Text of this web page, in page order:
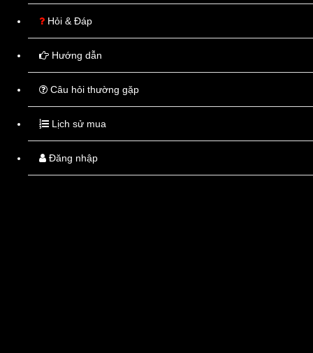
Hỏi & Đáp
Hướng dẫn
Câu hỏi thường gặp
Lịch sử mua
Đăng nhập
|Tiếp tục mua